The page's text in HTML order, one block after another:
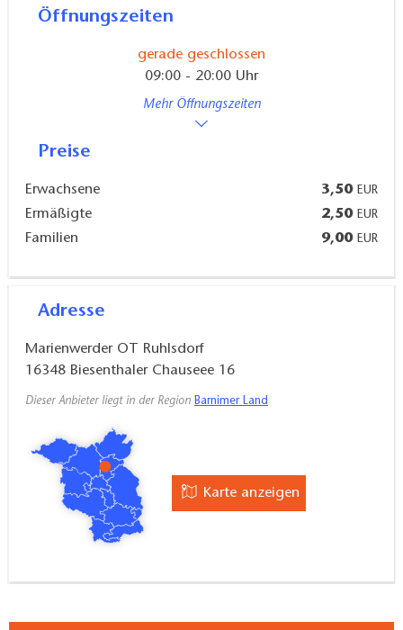
Sanitäre Anlagen
500 kostenlose Parkplätze
Öffnungszeiten
gerade geschlossen
09:00 - 20:00 Uhr
Mehr Öffnungszeiten
Preise
Erwachsene 3,50 EUR
Ermäßigte 2,50 EUR
Familien 9,00 EUR
Adresse
Marienwerder OT Ruhlsdorf
16348 Biesenthaler Chauseee 16
Dieser Anbieter liegt in der Region Barnimer Land
Karte anzeigen